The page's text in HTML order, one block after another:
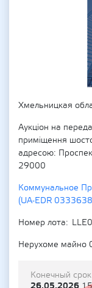
Хмельницкая
Аукціон на
приміщення
адресою:
29000
Коммунальное
(UA-EDR
Номер лота
Нерухоме майно
Конечный